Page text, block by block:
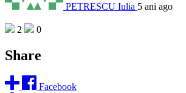
PETRESCU Iulia 5 ani ago
2 0
Share
Facebook